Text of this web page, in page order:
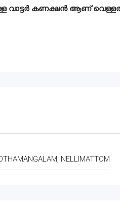
വാട്ടർ കണക്ഷൻ ആണ്
NELLIMATTOM